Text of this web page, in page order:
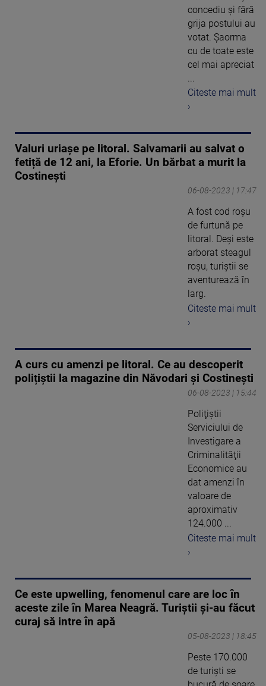
concediu și fără
grija postului au
votat. Șaorma
cu de toate este
cel mai apreciat
...
Citeste mai mult
›
Valuri uriașe pe litoral. Salvamarii au salvat o
fetiță de 12 ani, la Eforie. Un bărbat a murit la
Costinești
06-08-2023 | 17:47
A fost cod roșu
de furtună pe
litoral. Deși este
arborat steagul
roșu, turiștii se
aventurează în
larg.
Citeste mai mult
›
A curs cu amenzi pe litoral. Ce au descoperit
polițiștii la magazine din Năvodari și Costinești
06-08-2023 | 15:44
Poliţiştii
Serviciului de
Investigare a
Criminalităţii
Economice au
dat amenzi în
valoare de
aproximativ
124.000 ...
Citeste mai mult
›
Ce este upwelling, fenomenul care are loc în
aceste zile în Marea Neagră. Turiștii și-au făcut
curaj să intre în apă
05-08-2023 | 18:45
Peste 170.000
de turiști se